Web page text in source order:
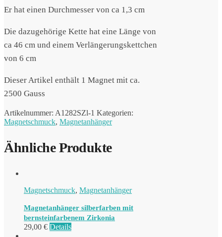
Er hat einen Durchmesser von ca 1,3 cm
Die dazugehörige Kette hat eine Länge von
ca 46 cm und einem Verlängerungskettchen
von 6 cm
Dieser Artikel enthält 1 Magnet mit ca.
2500 Gauss
Artikelnummer: A1282SZl-1 Kategorien:
Magnetschmuck, Magnetanhänger
Ähnliche Produkte
Magnetschmuck, Magnetanhänger
Magnetanhänger silberfarben mit
bernsteinfarbenem Zirkonia
29,00 € Details